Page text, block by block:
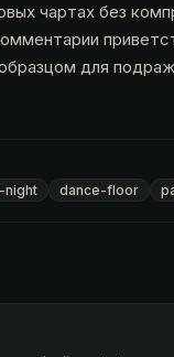
чартах без
для
night dance-floor